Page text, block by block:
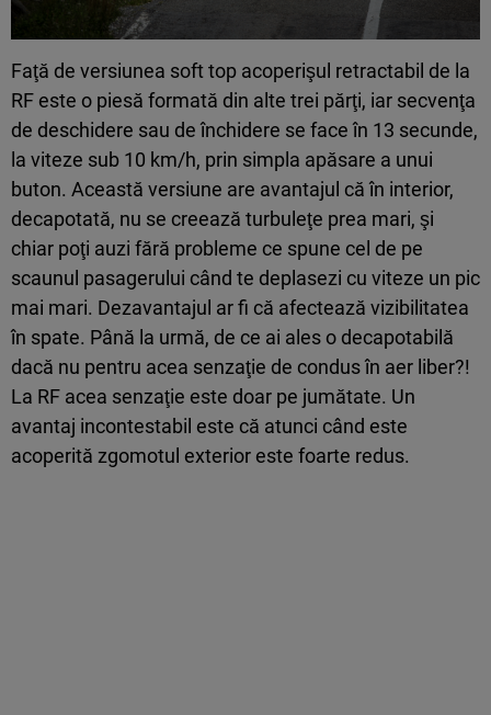
Faţă de versiunea soft top acoperişul retractabil de la
RF este o piesă formată din alte trei părţi, iar secvenţa
de deschidere sau de închidere se face în 13 secunde,
la viteze sub 10 km/h, prin simpla apăsare a unui
buton. Această versiune are avantajul că în interior,
decapotată, nu se creează turbuleţe prea mari, şi
chiar poţi auzi fără probleme ce spune cel de pe
scaunul pasagerului când te deplasezi cu viteze un pic
mai mari. Dezavantajul ar fi că afectează vizibilitatea
în spate. Până la urmă, de ce ai ales o decapotabilă
dacă nu pentru acea senzaţie de condus în aer liber?!
La RF acea senzaţie este doar pe jumătate. Un
avantaj incontestabil este că atunci când este
acoperită zgomotul exterior este foarte redus.